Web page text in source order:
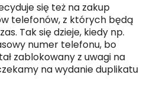
się też na zakup
telefonów, z których będą
Tak się dzieje, kiedy np.
numer telefonu, bo
zablokowany z uwagi na
na wydanie duplikatu